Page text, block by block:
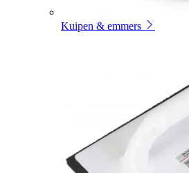
Kuipen & emmers